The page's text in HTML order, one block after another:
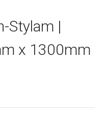
Stylam |
x 1300mm